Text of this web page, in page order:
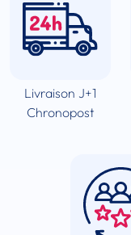
Livraison J+1
Chronopost